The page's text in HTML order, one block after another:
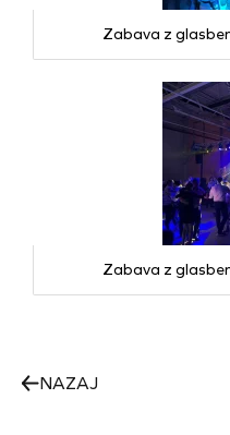
Zabava z
Zabava z
NAZAJ